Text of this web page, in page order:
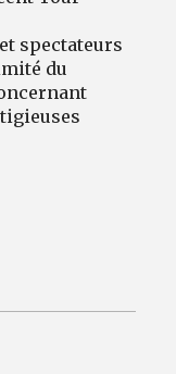
spectateurs
du
article sur
cet article sur